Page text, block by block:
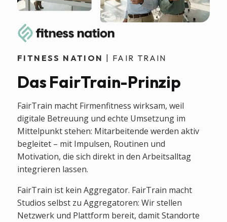
FITNESS NATION | FAIR TRAIN
Das FairTrain-Prinzip
FairTrain macht Firmenfitness wirksam, weil
digitale Betreuung und echte Umsetzung im
Mittelpunkt stehen: Mitarbeitende werden aktiv
begleitet – mit Impulsen, Routinen und
Motivation, die sich direkt in den Arbeitsalltag
integrieren lassen.
FairTrain ist kein Aggregator. FairTrain macht
Studios selbst zu Aggregatoren: Wir stellen
Netzwerk und Plattform bereit, damit Standorte